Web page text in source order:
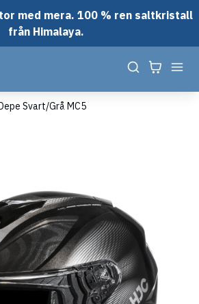
med mera. 100 % ren saltkristall
från Himalaya.
Svart/Grå MC5